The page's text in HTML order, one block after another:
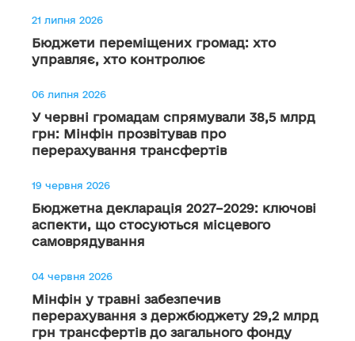
21 липня 2026
Бюджети переміщених громад: хто
управляє, хто контролює
06 липня 2026
У червні громадам спрямували 38,5 млрд
грн: Мінфін прозвітував про
перерахування трансфертів
19 червня 2026
Бюджетна декларація 2027–2029: ключові
аспекти, що стосуються місцевого
самоврядування
04 червня 2026
Мінфін у травні забезпечив
перерахування з держбюджету 29,2 млрд
грн трансфертів до загального фонду